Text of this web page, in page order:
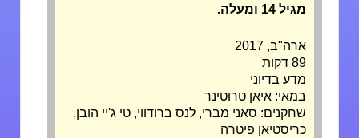
ארה"ב, 2017
מדע בדיוני
במאי: איאן טרוטינר
שחקנים: סאני מברי, לנס ברודווי, טי ג'יי הובן,
כריסטיאן פיטרה